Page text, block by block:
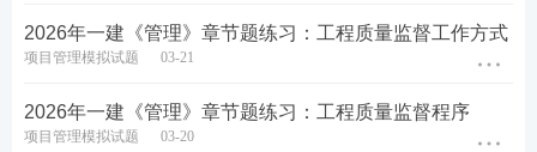
B.各级领导建立统一的宗旨和方向，并创造全员积极
C.通过表彰、授权和提高能力，促进在实现组织的质
2026年一建《管理》章节题练习：工程质量监督工作方式
项目管理模拟试题 03-21
2026年一建《管理》章节题练习：工程质量监督程序
项目管理模拟试题 03-20